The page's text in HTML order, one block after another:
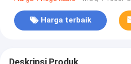
Harga terbaik
Deskripsi Produk